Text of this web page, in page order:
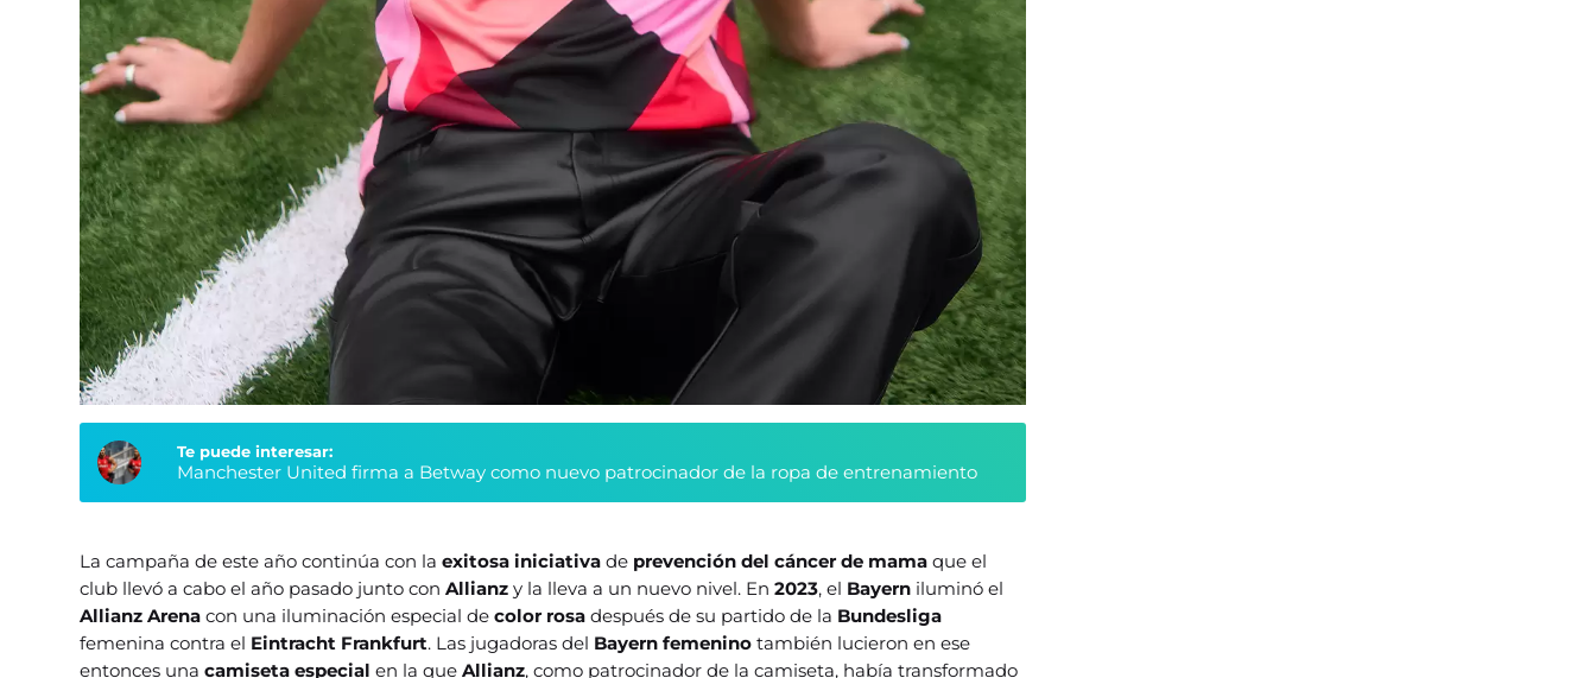
Te puede interesar:
Manchester United firma a Betway como nuevo patrocinador de la ropa de entrenamiento
La campaña de este año continúa con laexitosa iniciativade prevención del cáncer de mamaque el
club llevó a cabo el año pasado junto conAllianzy la lleva a un nuevo nivel. En2023, el Bayern iluminó el
Allianz Arenacon una iluminación especial decolor rosadespués de su partido de la Bundesliga
femenina contra el Eintracht Frankfurt. Las jugadoras del Bayern femeninotambién lucieron en ese
entonces unacamiseta especialen la queAllianz, como patrocinador de la camiseta, había transformado